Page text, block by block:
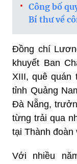
Công bố
Bí thư về
Đồng chí
khuyết Ban
XIII, quê quán
tỉnh Quảng
Đà Nẵng,
từng trải qua
tại Thành đoàn
Với nhiều